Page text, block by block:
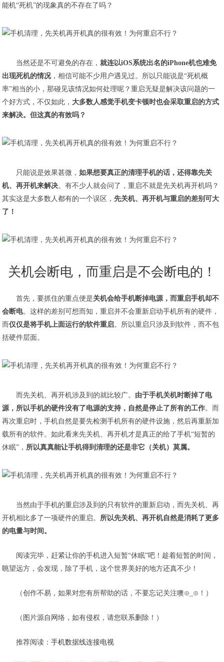
能机“死机”的现象真的不存在了吗？
当然还是不可避免的存在，就连以iOS系统出名的iPhone机也难免
出现死机的情况，相信可能不少用户遇见过。所以只能说是“死机概
率”相当的小，那碰见该情况如何处理呢？重启无疑是解决该问题的一
个好方式，不仅如此， 大多数人感觉手机变卡顿时也会采取重启的方式
来解决。但这真的有效吗？
只能说是效果甚微，如果想要真正的清理手机的话，还得靠先关
机、再开机来解决。有不少人就会问了，重启不就是先关机再开机吗？
其实这是大多数人都有的一个误区，先关机、再开机与重启的差别可大
了！
关机会断电，而重启是不会断电的！
首先，要抓住的重点便是关机会给手机断掉电源，而重启手机却不
会断电。这样的差别可想而知，重启并不会重新启动手机所有的硬件，
而仅仅是将手机上面运行的软件重启。所以重启只涉及到软件，而不包
括硬件层面。
而先关机、再开机涉及到的就比较广。 由于手机关机时断掉了电
源，所以手机的硬件没有了电源的支持，自然是停止了所有的工作。而
再次重启时，手机自然是要先检测手机所有的硬件设施，然后再重新加
载所有的软件。如此看来先关机、再开机才是真正的给了手机“短暂的
休眠”， 所以真真能让手机得到清理的还是非它（关机）莫属。
当然由于手机的重启涉及到的只有软件的重新启动，而先关机、再
开机相比多了一项硬件的重启。 所以先关机、再开机自然是消耗了更多
的电量与时间。
阅读完毕，赶紧让你的手机进入短暂“休眠”吧！趁着短暂的时间，
眺望远方，会发现，除了手机，这个世界美好的地方还真不少！
（创作不易，如果对您有所帮助的话，不要忘记关注噢⊙_⊙！）
（图片源自网络，如有侵权，请您联系删除！）
推荐阅读：手机数据线连接电视